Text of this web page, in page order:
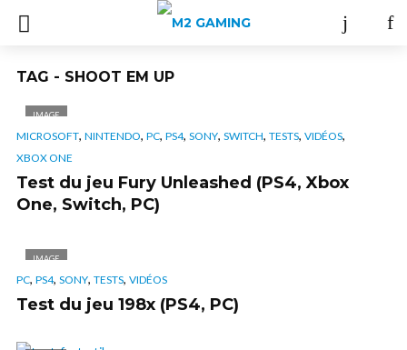
TAG - SHOOT EM UP
IMAGE
MICROSOFT, NINTENDO, PC, PS4, SONY, SWITCH, TESTS, VIDÉOS,
XBOX ONE
Test du jeu Fury Unleashed (PS4, Xbox
One, Switch, PC)
IMAGE
PC, PS4, SONY, TESTS, VIDÉOS
Test du jeu 198x (PS4, PC)